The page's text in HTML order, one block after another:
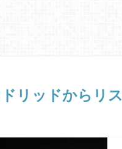
リッドからリス